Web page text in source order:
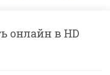
онлайн в HD